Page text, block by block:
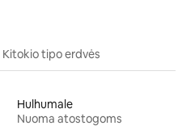
Kitokio tipo erdvės
Hulhumale
Nuoma atostogoms